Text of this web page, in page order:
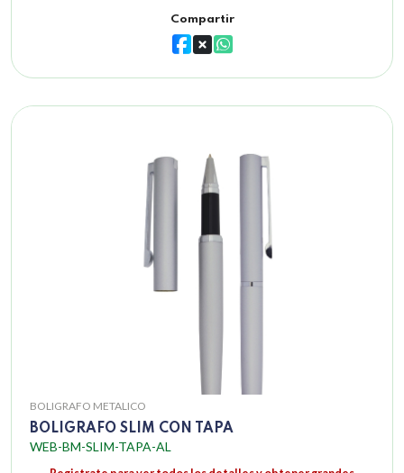
Compartir
BOLIGRAFO METALICO
BOLIGRAFO SLIM CON TAPA
WEB-BM-SLIM-TAPA-AL